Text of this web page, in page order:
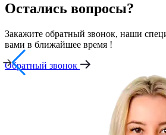
Остались вопросы?
Закажите обратный звонок, наши
вами в ближайшее время !
Обратный звонок